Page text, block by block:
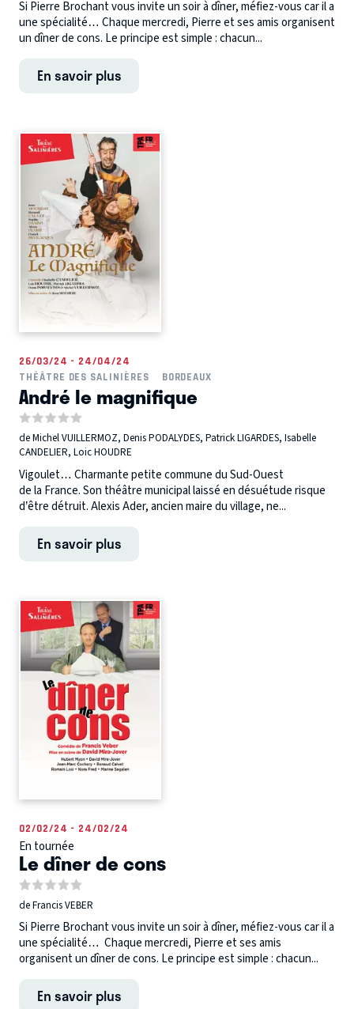
Si Pierre Brochant vous invite un soir à dîner, méfiez-vous car il a
une spécialité… Chaque mercredi, Pierre et ses amis organisent
un dîner de cons. Le principe est simple : chacun...
En savoir plus
26/03/24 - 24/04/24
THÉÂTRE DES SALINIÈRES
BORDEAUX
André le magnifique
de Michel VUILLERMOZ, Denis PODALYDES, Patrick LIGARDES, Isabelle
CANDELIER, Loic HOUDRE
Vigoulet… Charmante petite commune du Sud-Ouest
de la France. Son théâtre municipal laissé en désuétude risque
d’être détruit. Alexis Ader, ancien maire du village, ne...
En savoir plus
02/02/24 - 24/02/24
En tournée
Le dîner de cons
de Francis VEBER
Si Pierre Brochant vous invite un soir à dîner, méfiez-vous car il a
une spécialité… Chaque mercredi, Pierre et ses amis
organisent un dîner de cons. Le principe est simple : chacun...
En savoir plus